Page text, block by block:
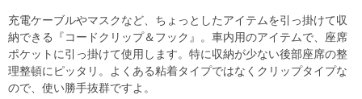
充電ケーブルやマスクなど、ちょっとしたアイテムを引っ掛けて収
納できる『コードクリップ＆フック』。車内用のアイテムで、座席
ポケットに引っ掛けて使用します。特に収納が少ない後部座席の整
理整頓にピッタリ。よくある粘着タイプではなくクリップタイプな
ので、使い勝手抜群ですよ。